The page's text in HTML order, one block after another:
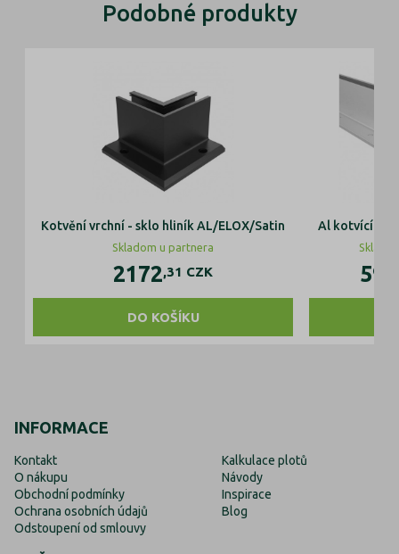
Podobné produkty
Kotvění vrchní - sklo hliník AL/ELOX/Satin
Skladom u partnera
2172,31 CZK
DO KOŠÍKU
Al kotvící
INFORMACE
Kontakt
O nákupu
Obchodní podmínky
Ochrana osobních údajů
Odstoupení od smlouvy
Kalkulace plotů
Návody
Inspirace
Blog